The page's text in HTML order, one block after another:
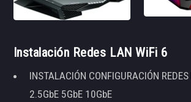
Instalación Redes LAN WiFi 6
INSTALACIÓN CONFIGURACIÓN
2.5GbE 5GbE 10GbE